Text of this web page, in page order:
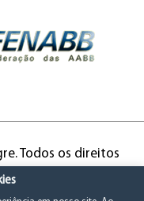
Todos os direitos